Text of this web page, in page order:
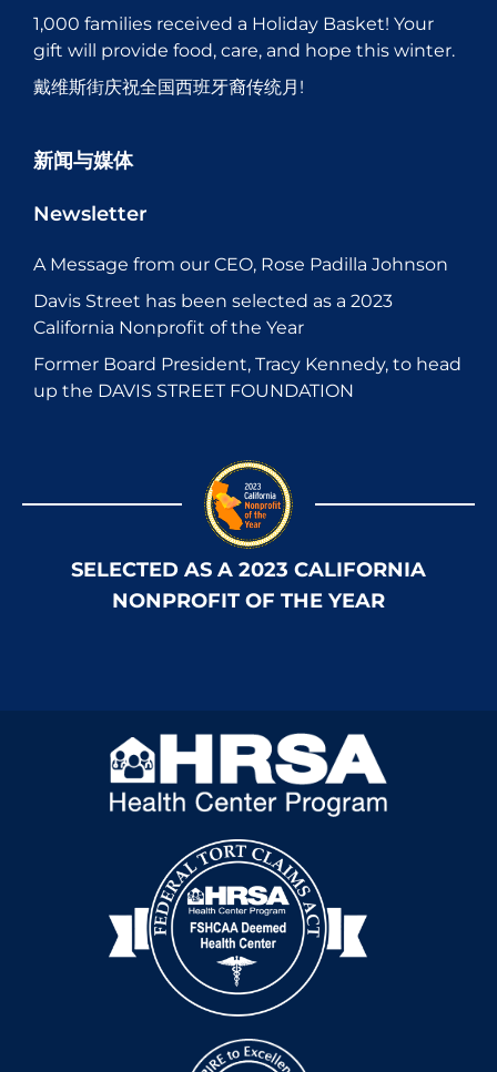
1,000 families received a Holiday Basket! Your
gift will provide food, care, and hope this winter.
戴维斯街庆祝全国西班牙裔传统月!
新闻与媒体
Newsletter
A Message from our CEO, Rose Padilla Johnson
Davis Street has been selected as a 2023
California Nonprofit of the Year
Former Board President, Tracy Kennedy, to head
up the DAVIS STREET FOUNDATION
SELECTED AS A 2023 CALIFORNIA
NONPROFIT OF THE YEAR